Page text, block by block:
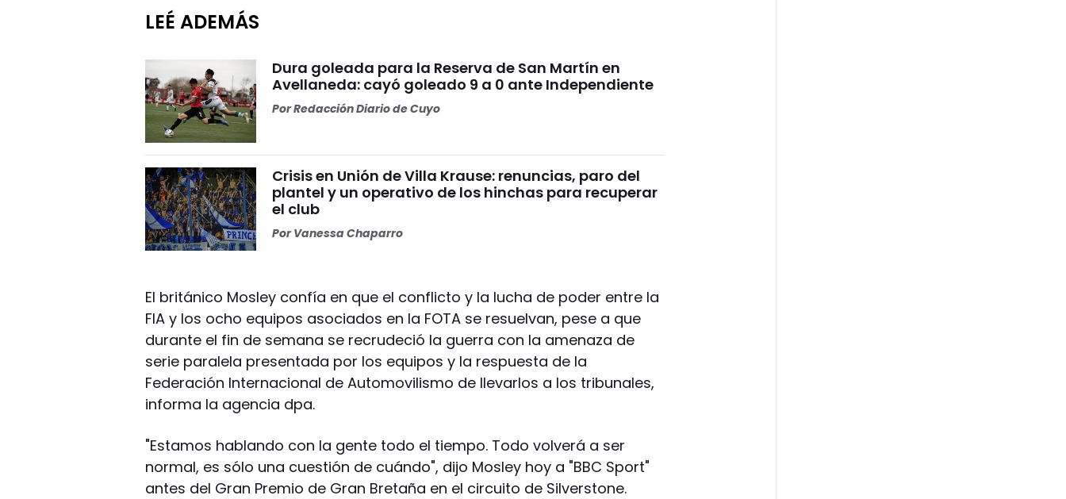
LEÉ ADEMÁS
Dura goleada para la Reserva de San Martín en
Avellaneda: cayó goleado 9 a 0 ante Independiente
PorRedacción Diario de Cuyo
Crisis en Unión de Villa Krause: renuncias, paro del
plantel y un operativo de los hinchas para recuperar
el club
PorVanessa Chaparro
El británico Mosley confía en que el conflicto y la lucha de poder entre la
FIA y los ocho equipos asociados en la FOTA se resuelvan, pese a que
durante el fin de semana se recrudeció la guerra con la amenaza de
serie paralela presentada por los equipos y la respuesta de la
Federación Internacional de Automovilismo de llevarlos a los tribunales,
informa la agencia dpa.
"Estamos hablando con la gente todo el tiempo. Todo volverá a ser
normal, es sólo una cuestión de cuándo", dijo Mosley hoy a "BBC Sport"
antes del Gran Premio de Gran Bretaña en el circuito de Silverstone.